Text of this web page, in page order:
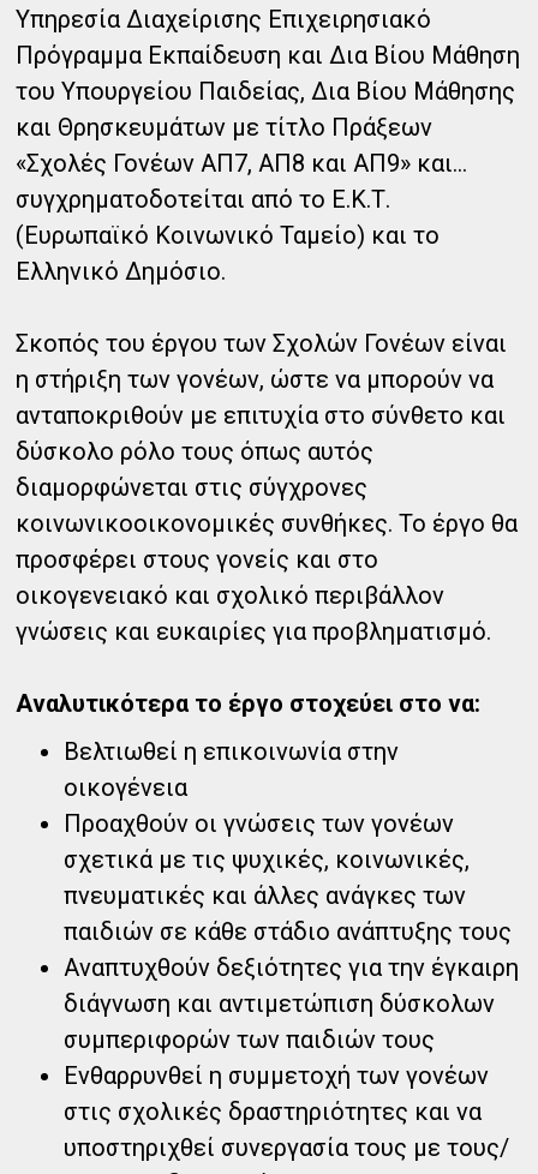
Υπηρεσία Διαχείρισης Επιχειρησιακό
Πρόγραμμα Εκπαίδευση και Δια Βίου Μάθηση
του Υπουργείου Παιδείας, Δια Βίου Μάθησης
και Θρησκευμάτων με τίτλο Πράξεων
«Σχολές Γονέων ΑΠ7, ΑΠ8 και ΑΠ9» και...
συγχρηματοδοτείται από το Ε.Κ.Τ.
(Ευρωπαϊκό Κοινωνικό Ταμείο) και το
Ελληνικό Δημόσιο.
Σκοπός του έργου των Σχολών Γονέων είναι
η στήριξη των γονέων, ώστε να μπορούν να
ανταποκριθούν με επιτυχία στο σύνθετο και
δύσκολο ρόλο τους όπως αυτός
διαμορφώνεται στις σύγχρονες
κοινωνικοοικονομικές συνθήκες. Το έργο θα
προσφέρει στους γονείς και στο
οικογενειακό και σχολικό περιβάλλον
γνώσεις και ευκαιρίες για προβληματισμό.
Αναλυτικότερα το έργο στοχεύει στο να:
Βελτιωθεί η επικοινωνία στην
οικογένεια
Προαχθούν οι γνώσεις των γονέων
σχετικά με τις ψυχικές, κοινωνικές,
πνευματικές και άλλες ανάγκες των
παιδιών σε κάθε στάδιο ανάπτυξης τους
Αναπτυχθούν δεξιότητες για την έγκαιρη
διάγνωση και αντιμετώπιση δύσκολων
συμπεριφορών των παιδιών τους
Ενθαρρυνθεί η συμμετοχή των γονέων
στις σχολικές δραστηριότητες και να
υποστηριχθεί συνεργασία τους με τους/